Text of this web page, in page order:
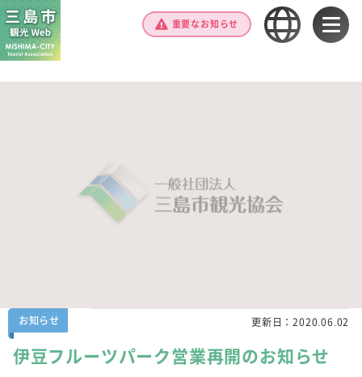
重要なお知らせ
お知らせ 更新日：2020.06.02
伊豆フルーツパーク営業再開のお知らせ